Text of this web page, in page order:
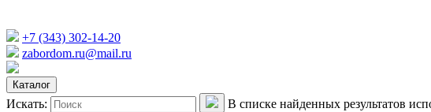
+7 (343) 302-14-20
zabordom.ru@mail.ru
Каталог
Искать:
В списке найденных результатов